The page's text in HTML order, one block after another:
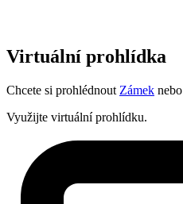
Virtuální prohlídka
Chcete si prohlédnout Zámek nebo
Využijte virtuální prohlídku.